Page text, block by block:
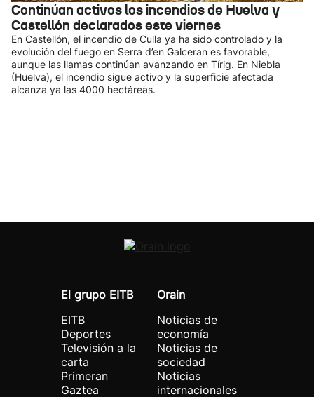
Continúan activos los incendios de Huelva y
Castellón declarados este viernes
En Castellón, el incendio de Culla ya ha sido controlado y la
evolución del fuego en Serra d’en Galceran es favorable,
aunque las llamas continúan avanzando en Tírig. En Niebla
(Huelva), el incendio sigue activo y la superficie afectada
alcanza ya las 4000 hectáreas.
El grupo EITB
EITB
Deportes
Televisión a la
carta
Primeran
Gaztea
Orain
Noticias de
economía
Noticias de
sociedad
Noticias
internacionales